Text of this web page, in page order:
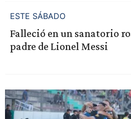
ESTE SÁBADO
Falleció en un sanatorio
padre de Lionel Messi